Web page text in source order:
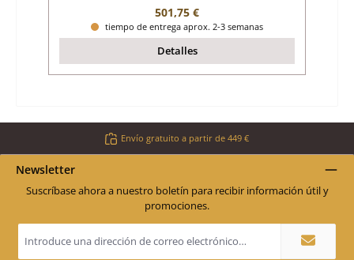
Precio normal:
501,75 €
tiempo de entrega aprox. 2-3 semanas
Detalles
Envío gratuito a partir de 449 €
Newsletter
Suscríbase ahora a nuestro boletín para recibir información útil y
promociones.
Dirección
de